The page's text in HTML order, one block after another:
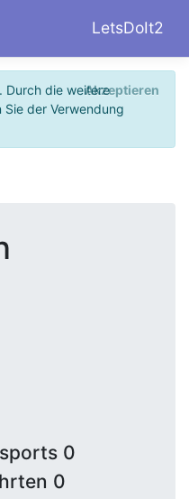
LetsDoIt2
Durch die weitere
der Verwendung
Akzeptieren
0
0